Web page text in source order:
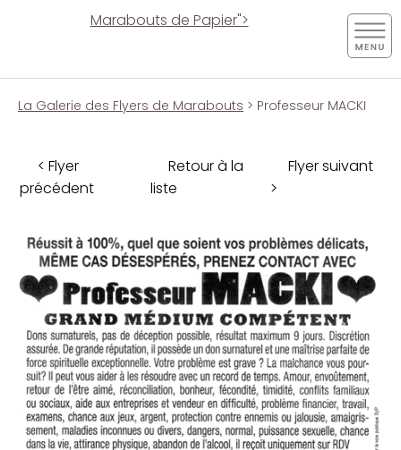
Marabouts de Papier">
La Galerie des Flyers de Marabouts > Professeur MACKI
< Flyer
précédent
Retour à la
liste
Flyer suivant
>